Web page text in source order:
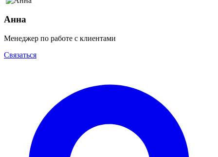
Анна
Менеджер по работе с клиентами
Связаться